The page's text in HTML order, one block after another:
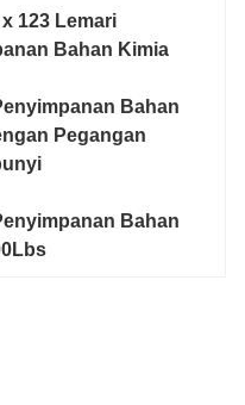
123 Lemari
Bahan Kimia
Bahan
Pegangan
Bahan